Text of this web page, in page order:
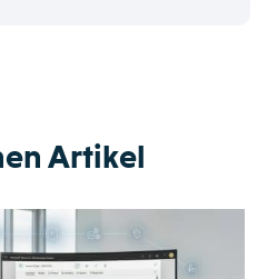
Artikel